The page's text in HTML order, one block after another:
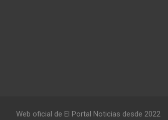
Web oficial de El Portal Noticias desde 2022